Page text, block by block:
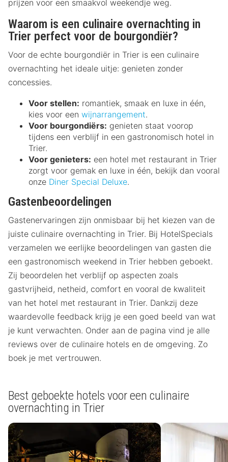
prijzen voor een smaakvol weekendje weg.
Waarom is een culinaire overnachting in
Trier perfect voor de bourgondiër?
Voor de echte bourgondiër in Trier is een culinaire
overnachting het ideale uitje: genieten zonder
concessies.
Voor stellen: romantiek, smaak en luxe in één,
kies voor een wijnarrangement.
Voor bourgondiërs: genieten staat voorop
tijdens een verblijf in een gastronomisch hotel in
Trier.
Voor genieters: een hotel met restaurant in Trier
zorgt voor gemak en luxe in één, bekijk dan vooral
onze Diner Special Deluxe.
Gastenbeoordelingen
Gastenervaringen zijn onmisbaar bij het kiezen van de
juiste culinaire overnachting in Trier. Bij HotelSpecials
verzamelen we eerlijke beoordelingen van gasten die
een gastronomisch weekend in Trier hebben geboekt.
Zij beoordelen het verblijf op aspecten zoals
gastvrijheid, netheid, comfort en vooral de kwaliteit
van het hotel met restaurant in Trier. Dankzij deze
waardevolle feedback krijg je een goed beeld van wat
je kunt verwachten. Onder aan de pagina vind je alle
reviews over de culinaire hotels en de omgeving. Zo
boek je met vertrouwen.
Best geboekte hotels voor een culinaire
overnachting in Trier